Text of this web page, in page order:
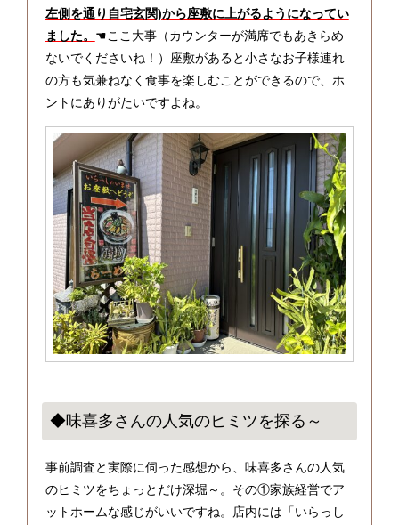
左側を通り自宅玄関)から座敷に上がるようになってい
ました。 ☚ここ大事（カウンターが満席でもあきらめ
ないでくださいね！）座敷があると小さなお子様連れ
の方も気兼ねなく食事を楽しむことができるので、ホ
ントにありがたいですよね。
◆味喜多さんの人気のヒミツを探る～
事前調査と実際に伺った感想から、味喜多さんの人気
のヒミツをちょっとだけ深堀～。その①家族経営でア
ットホームな感じがいいですね。店内には「いらっし